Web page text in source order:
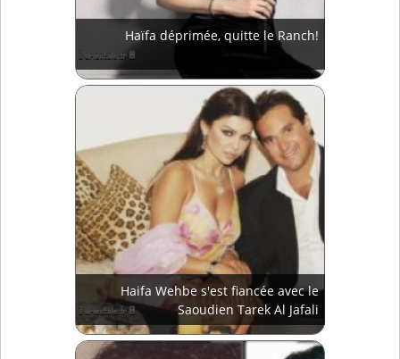
Haïfa déprimée, quitte le Ranch!
Haifa Wehbe s'est fiancée avec le
Saoudien Tarek Al Jafali